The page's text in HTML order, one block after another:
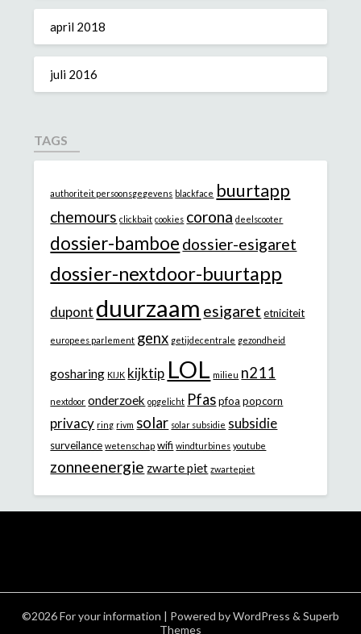
april 2018
juli 2016
TAGS
authoriteit persoonsgegevens blackface buurtapp
chemours clickbait cookies corona deelscooter
dossier-bamboe dossier-esigaret
dossier-nextdoor-buurtapp
dupont duurzaam esigaret etniciteit
europees parlement genx getijdecentrale gezondheid
gosharing KIJK kijktip LOL milieu n211
nextdoor onderzoek opgelicht Pfas pfoa popcorn
privacy ring rivm solar solar subsidie subsidie
surveilance wetenschap wifi windturbines youtube
zonneenergie zwarte piet zwartepiet
©2026 For your information | Powered byWordPress & Superb
Themes